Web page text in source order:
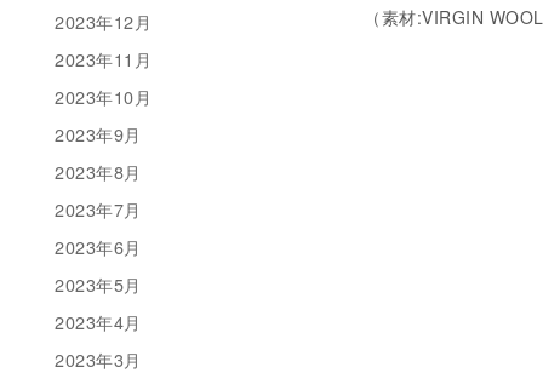
（素材:VIRGIN
2023年12月
2023年11月
2023年10月
2023年9月
2023年8月
2023年7月
2023年6月
2023年5月
2023年4月
2023年3月